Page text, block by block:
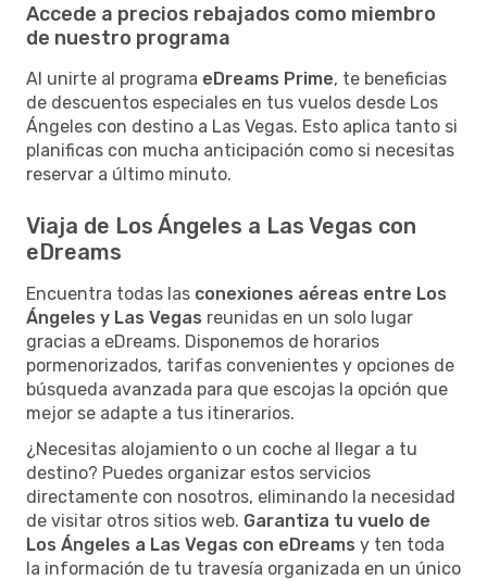
Accede a precios rebajados como miembro
de nuestro programa
Al unirte al programa eDreams Prime, te beneficias
de descuentos especiales en tus vuelos desde Los
Ángeles con destino a Las Vegas. Esto aplica tanto si
planificas con mucha anticipación como si necesitas
reservar a último minuto.
Viaja de Los Ángeles a Las Vegas con
eDreams
Encuentra todas las conexiones aéreas entre Los
Ángeles y Las Vegas reunidas en un solo lugar
gracias a eDreams. Disponemos de horarios
pormenorizados, tarifas convenientes y opciones de
búsqueda avanzada para que escojas la opción que
mejor se adapte a tus itinerarios.
¿Necesitas alojamiento o un coche al llegar a tu
destino? Puedes organizar estos servicios
directamente con nosotros, eliminando la necesidad
de visitar otros sitios web. Garantiza tu vuelo de
Los Ángeles a Las Vegas con eDreams y ten toda
la información de tu travesía organizada en un único